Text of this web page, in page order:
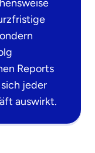
Reports
jeder
auswirkt.